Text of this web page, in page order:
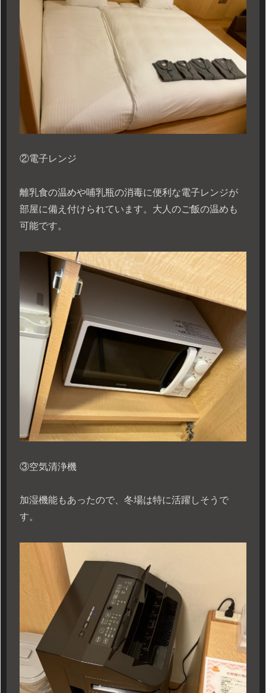
②電子レンジ
離乳食の温めや哺乳瓶の消毒に便利な電子レンジが
部屋に備え付けられています。大人のご飯の温めも
可能です。
③空気清浄機
加湿機能もあったので、冬場は特に活躍しそうで
す。